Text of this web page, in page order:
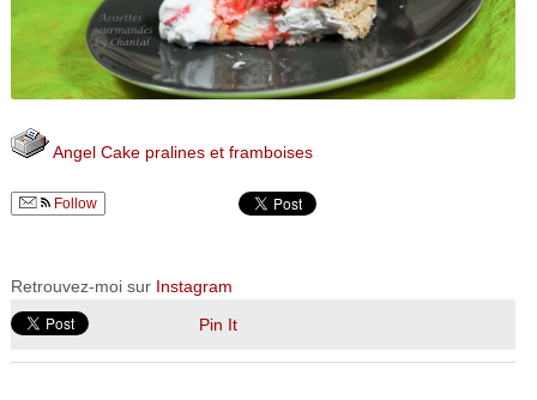
Angel Cake pralines et framboises
Follow
Retrouvez-moi sur Instagram
Pin It